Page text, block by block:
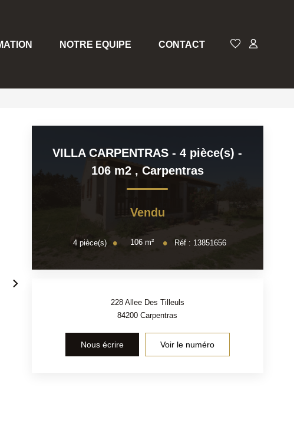
NOTRE EQUIPE CONTACT
VILLA CARPENTRAS - 4 pièce(s) -
106 m2 , Carpentras
Vendu
4pièce(s) 106m² Réf : 13851656
228 Allee Des Tilleuls
84200Carpentras
Nous écrire Voir le numéro